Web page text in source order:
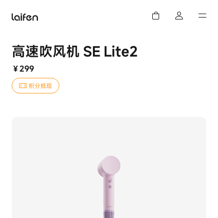
高速吹风机 SE Lite2
￥299
积分抵现